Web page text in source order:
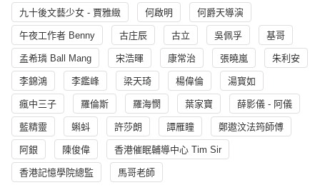
九十後文藝少女 - 賈雅緻 何啟明 何爵天導演
午夜工作者 Benny 古庄辰 古立 吳佩孚 基哥
孟希璘 Ball Mang 宋浩暉 康常治 張曉嵐 朱利安
李錦鴻 李鑑峰 梁天琦 楊偉倫 湯寳如
瘋中三子 羅倫斯 羅海憫 葉家寶 薛影儀 - 阿儀
藍精靈 蝌蚪 許莎朗 譚雁瞳 鄭遨汶法筠師傅
阿銀 陳俊偉 香港催眠輔導中心 Tim Sir
香港記憶學院總監 馬哥老師